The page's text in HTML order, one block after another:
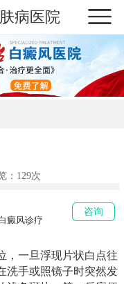
病医院
： 129次
癜风诊疗
咨询
，一旦浮现片状白点往
洗手或照镜子时突然发